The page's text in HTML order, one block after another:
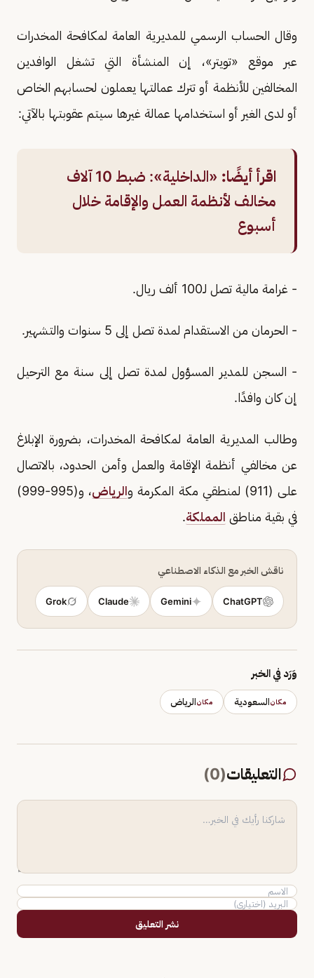
وقال الحساب الرسمي للمديرية العامة لمكافحة المخدرات
عبر موقع «تويتر»، إن المنشأة التي تشغل الوافدين
المخالفين للأنظمة أو تترك عمالتها يعملون لحسابهم الخاص
أو لدى الغير أو استخدامها عمالة غيرها سيتم عقوبتها بالآتي:
اقرأ أيضًا:
«الداخلية»: ضبط 10 آلاف
مخالف لأنظمة العمل والإقامة خلال
أسبوع
- غرامة مالية تصل لـ100 ألف ريال.
- الحرمان من الاستقدام لمدة تصل إلى 5 سنوات والتشهير.
- السجن للمدير المسؤول لمدة تصل إلى سنة مع الترحيل
إن كان وافدًا.
وطالب المديرية العامة لمكافحة المخدرات، بضرورة الإبلاغ
عن مخالفي أنظمة الإقامة والعمل وأمن الحدود، بالاتصال
على (911) لمنطقي مكة المكرمة و
الرياض
، و(995-999)
في بقية مناطق المملكة.
ناقش الخبر مع الذكاء الاصطناعي
ChatGPT
Gemini
Claude
Grok
وَرَد في الخبر
مكانالسعودية مكانالرياض
التعليقات(
0
)
نشر التعليق